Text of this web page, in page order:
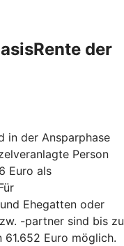
der
in der Ansparphase
Person
Euro als
Ehegatten oder
-partner sind bis zu
Euro möglich.